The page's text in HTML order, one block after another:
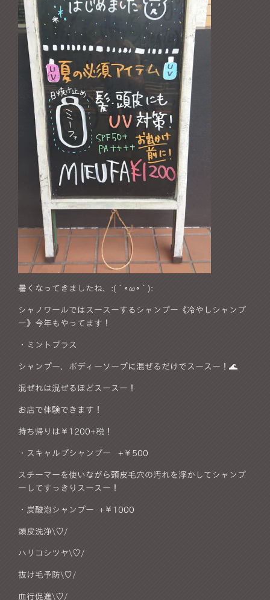
暑くなってきましたね、:(´◦ω◦｀):
シャノワールではスースーするシャンプー《冷やしシャンプ
ー》今年もやってます！
・ミントプラス
シャンプー、ボディーソープに混ぜるだけでスースー！🌊
混ぜれは混ぜるほどスースー！
お店で体験できます！
持ち帰りは￥1200+税！
・スキャルプシャンプー +￥500
スチーマーを使いながら頭皮毛穴の汚れを浮かしてシャンプ
ーしてすっきりスースー！
・炭酸泡シャンプー +￥1000
頭皮洗浄\♡/
ハリコシツヤ\♡/
抜け毛予防\♡/
血行促進\♡/